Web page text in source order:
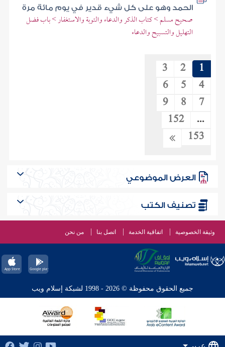
الحمد وهو على كل شيء قدير في يوم مائة مرة
صحيح مسلم > كتاب الذكر والدعاء والتوبة والاستغفار > باب فضل
التهليل والتسبيح والدعاء
1
2
3
4
5
6
7
8
9
...
152
153
العرض الموضوعي
تصنيف الكتب
وثيقة الخصوصية اتفاقية الخدمة اتصل بنا من نحن
جميع الحقوق محفوظة © 2026 - 1998 لشبكة إسلام ويب